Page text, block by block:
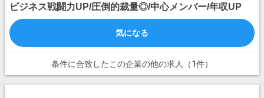
ビジネス戦闘力UP/圧倒的裁量◎/中心メンバー/年収UP
気になる
条件に合致したこの企業の他の求人（1件）